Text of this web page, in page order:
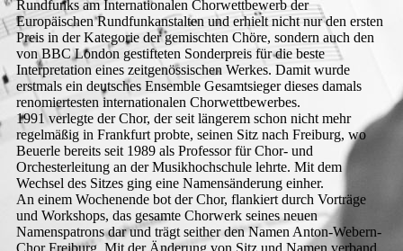
Rundfunks am Internationalen Chorwettbewerb der
Europäischen Rundfunkanstalten und erhielt nicht nur den ersten
Preis in der Kategorie der gemischten Chöre, sondern auch den
von BBC London gestifteten Sonderpreis für die beste
Interpretation eines zeitgenössischen Werkes. Damit wurde
erstmals ein deutsches Ensemble Gesamtsieger dieses damals
renomiertesten internationalen Chorwettbewerbes.
1991 verlegte der Chor, der seit längerem schon nicht mehr
regelmäßig in Frankfurt probte, seinen Sitz nach Freiburg, wo
Beuerle bereits seit 1989 als Professor für Chor- und
Orchesterleitung an der Musikhochschule lehrte. Mit dem
Wechsel des Sitzes ging eine Namensänderung einher.
An einem Wochenende bot der Chor, flankiert durch Vorträge
und Workshops, das gesamte Chorwerk seines neuen
Namenspatrons dar und trägt seither den Namen Anton-Webern-
Chor Freiburg. Mit der Änderung von Sitz und Namen verband